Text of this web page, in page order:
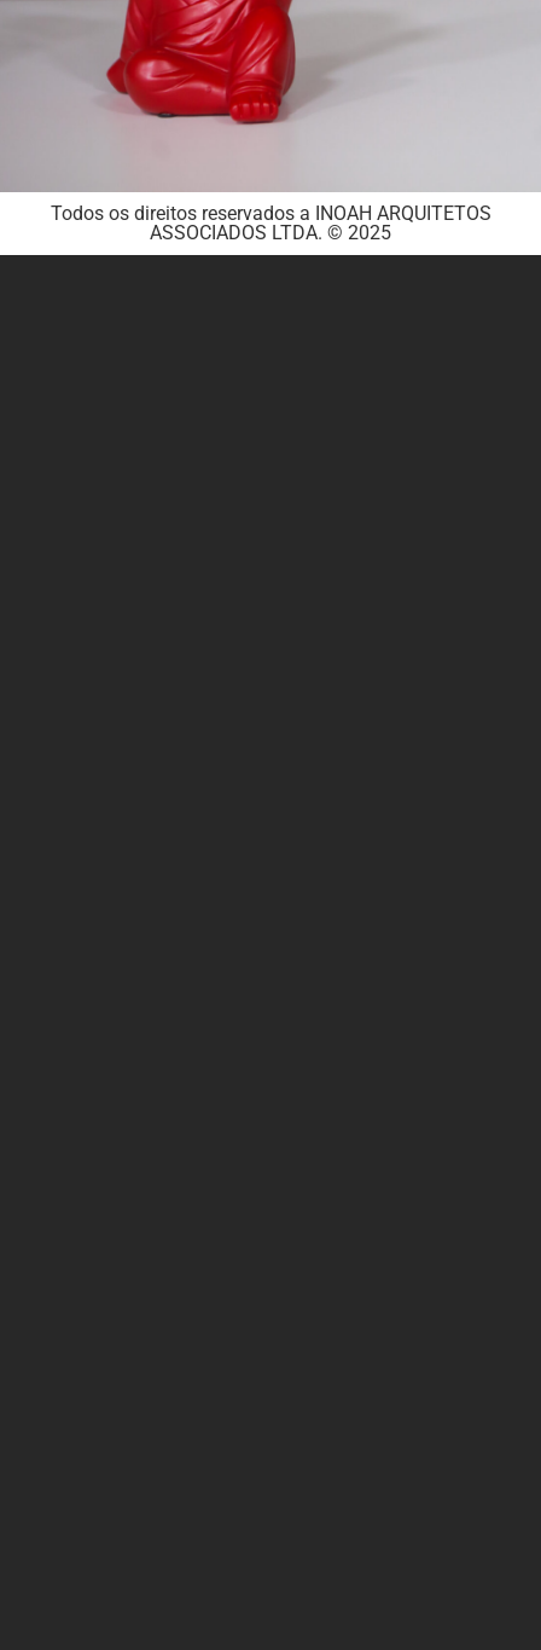
Todos os direitos reservados a INOAH ARQUITETOS
ASSOCIADOS LTDA. © 2025